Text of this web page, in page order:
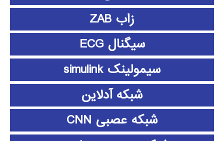
زاب ZAB
سیگنال ECG
سیمولینک simulink
شبکه آدلاین
شبکه عصبی CNN